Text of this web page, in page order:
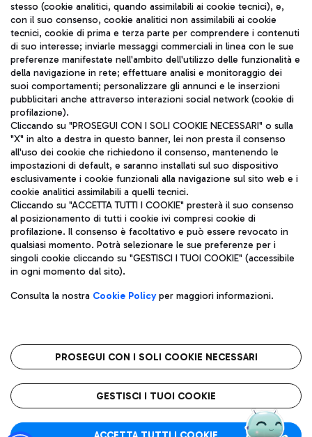
Fast Food
Pizza
Gelateria
Wine Bar & Sparkling
Treno
Raggiungi velocemente l'aeroporto di Fiumicino da Roma
tramite i servizi ferroviari Trenitalia.
Autobus
Scopri le linee di autobus per raggiungere l'aeroporto
Leonardo Da Vinci.
Raggiungi l’aeroporto senza pensieri con il servizio di taxi a
Ristoranti
Scopri la nostra offerta per una pausa gustosa in aeroporto
Mappa Aeroporto Fiumicino
TRAVEL JOURNAL
ITA
Aeroporti di Roma S.p.A. - Società soggetta a direzione e
coordinamento di Mundys S.p.A.
Codice fiscale e Registro delle Imprese di Roma 13032990155 P.
IVA 06572251004
Capitale sociale 62.224.743,00 int. vers.
Sede legale: Via Pier Paolo Racchetti 1 - 00054 Fiumicino (RM)
telefono +39 06 65951
Privacy policy
Note legali
Roma FCO
L'aeroporto stellato
stesso (cookie analitici, quando assimilabili ai cookie tecnici), e,
con il suo consenso, cookie analitici non assimilabili ai cookie
tecnici, cookie di prima e terza parte per comprendere i contenuti
di suo interesse; inviarle messaggi commerciali in linea con le sue
preferenze manifestate nell'ambito dell'utilizzo delle funzionalità e
della navigazione in rete; effettuare analisi e monitoraggio dei
suoi comportamenti; personalizzare gli annunci e le inserzioni
pubblicitari anche attraverso interazioni social network (cookie di
profilazione).
Cliccando su "PROSEGUI CON I SOLI COOKIE NECESSARI" o sulla
"X" in alto a destra in questo banner, lei non presta il consenso
all'uso dei cookie che richiedono il consenso, mantenendo le
impostazioni di default, e saranno installati sul suo dispositivo
esclusivamente i cookie funzionali alla navigazione sul sito web e i
cookie analitici assimilabili a quelli tecnici.
Cliccando su "ACCETTA TUTTI I COOKIE" presterà il suo consenso
al posizionamento di tutti i cookie ivi compresi cookie di
profilazione. Il consenso è facoltativo e può essere revocato in
qualsiasi momento. Potrà selezionare le sue preferenze per i
singoli cookie cliccando su "GESTISCI I TUOI COOKIE" (accessibile
in ogni momento dal sito).
Consulta la nostra Cookie Policyper maggiori informazioni.
PROSEGUI CON I SOLI COOKIE NECESSARI
GESTISCI I TUOI COOKIE